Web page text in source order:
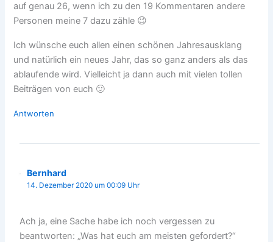
auf genau 26, wenn ich zu den 19 Kommentaren andere
Personen meine 7 dazu zähle 😉
Ich wünsche euch allen einen schönen Jahresausklang
und natürlich ein neues Jahr, das so ganz anders als das
ablaufende wird. Vielleicht ja dann auch mit vielen tollen
Beiträgen von euch 🙂
Antworten
Bernhard
14. Dezember 2020 um 00:09 Uhr
Ach ja, eine Sache habe ich noch vergessen zu
beantworten: „Was hat euch am meisten gefordert?“